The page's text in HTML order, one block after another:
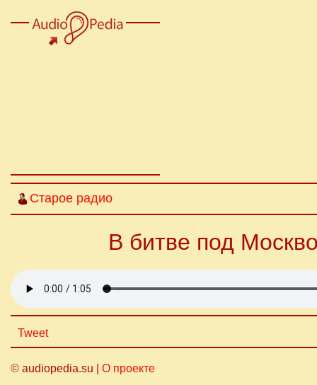
Старое радио
В битве под
Tweet
© audiopedia.su | О проекте